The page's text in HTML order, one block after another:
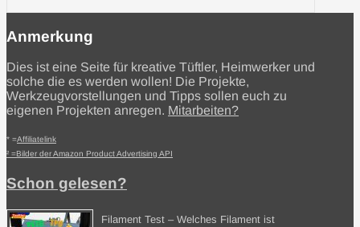
Anmerkung
Dies ist eine Seite für kreative Tüftler, Heimwerker und
solche die es werden wollen! Die Projekte,
Werkzeugvorstellungen und Tipps sollen euch zu
eigenen Projekten anregen. Mitarbeiten?
* =Affiliatelink
² =Bilder der Amazon Product Advertising API
Schon gelesen?
Filament Test – Welches Filament ist